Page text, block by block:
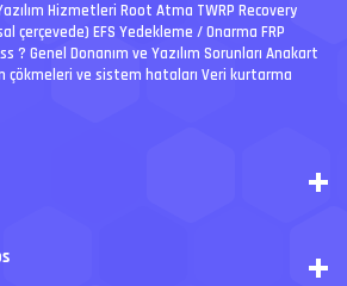
Hizmetleri Root Atma TWRP Recovery
çerçevede) EFS Yedekleme / Onarma FRP
? Genel Donanım ve Yazılım Sorunları Anakart
çökmeleri ve sistem hataları Veri kurtarma